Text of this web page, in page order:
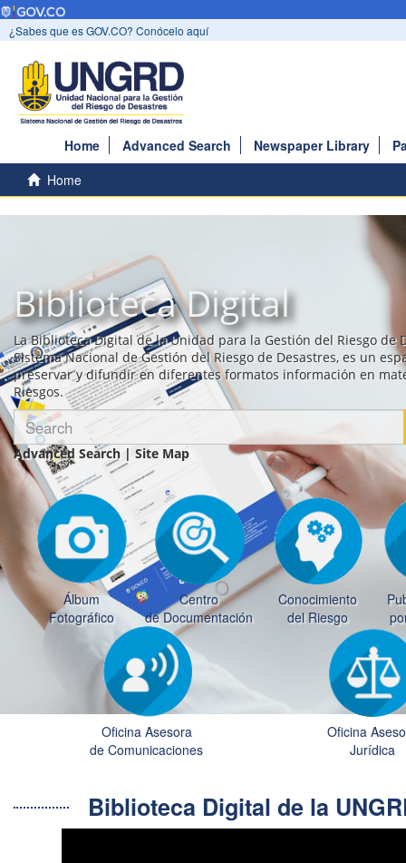
¿Sabes que es GOV.CO? Conócelo aquí
Home Advanced Search Newspaper Library
Home
Biblioteca Digital
La Biblioteca Digital de la Unidad para la Gestión del Riesgo de
Sistema Nacional de Gestión del Riesgo de Desastres, es un
preservar y difundir en diferentes formatos información en
Riesgos.
Advanced Search | Site Map
Álbum
Fotográfico
Centro
de Documentación
Conocimiento
del Riesgo
Oficina Asesora
de Comunicaciones
Oficina
Jurídica
Biblioteca Digital de la